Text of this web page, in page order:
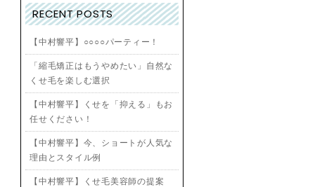
RECENT POSTS
【中村響平】○○○○パーティー！
「縮毛矯正はもうやめたい」自然な
くせ毛を楽しむ選択
【中村響平】くせを「抑える」もお
任せください！
【中村響平】今、ショートが人気な
理由とスタイル例
【中村響平】くせ毛美容師の提案